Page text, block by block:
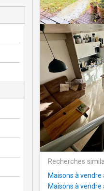
Recherches
Maisons à
Maisons à vendre